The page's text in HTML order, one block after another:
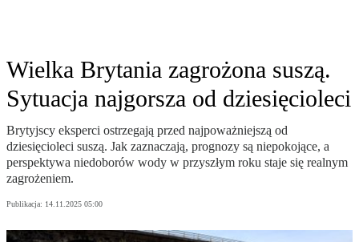
Wielka Brytania zagrożona suszą.
Sytuacja najgorsza od dziesięcioleci
Brytyjscy eksperci ostrzegają przed najpoważniejszą od
dziesięcioleci suszą. Jak zaznaczają, prognozy są niepokojące, a
perspektywa niedoborów wody w przyszłym roku staje się realnym
zagrożeniem.
Publikacja: 14.11.2025 05:00